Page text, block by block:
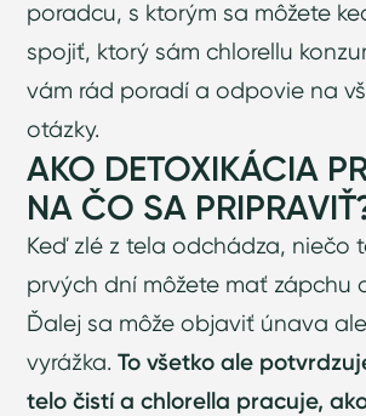
poradcu, s ktorým sa môžete
spojiť, ktorý sám chlorellu
vám rád poradí a odpovie na
otázky.
AKO DETOXIKÁCIA
NA ČO SA
Keď zlé z tela odchádza, niečo
prvých dní môžete mať zápchu
Ďalej sa môže objaviť únava
vyrážka.To všetko ale
telo čistí a chlorella pracuje,